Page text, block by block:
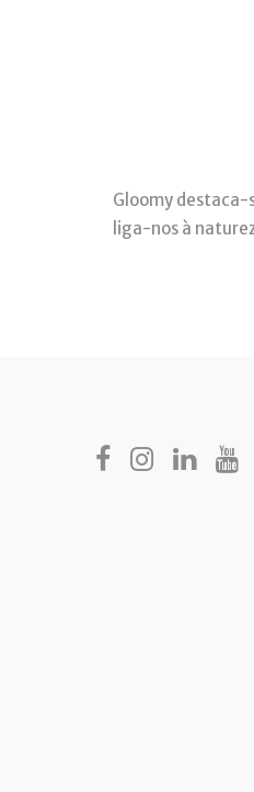
Gloomy destaca-
liga-nos à